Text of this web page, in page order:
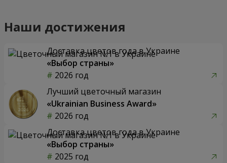
Наши достижения
Доставка цветов года в Украине
«Выбор страны»
2026 год
Лучший цветочный магазин
«Ukrainian Business Award»
2026 год
Доставка цветов года в Украине
«Выбор страны»
2025 год